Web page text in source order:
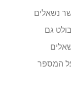
נשאלים
גם
המספר